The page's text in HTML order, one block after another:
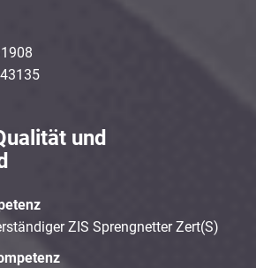
und
ZIS Sprengnetter Zert(S)